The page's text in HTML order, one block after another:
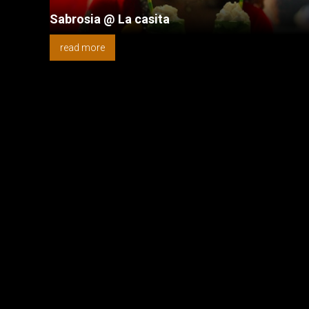
Sabrosia @ La casita
read more